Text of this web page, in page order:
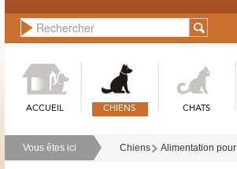
ACCUEIL CHIENS CHATS
Vous êtes ici Chiens Alimentation